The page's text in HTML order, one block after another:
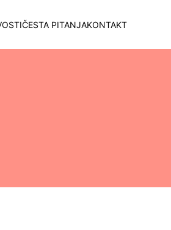
ČESTA PITANJAKONTAKT